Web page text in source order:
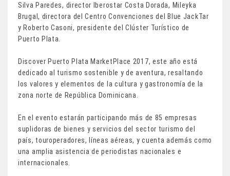
Silva Paredes, director Iberostar Costa Dorada, Mileyka
Brugal, directora del Centro Convenciones del Blue JackTar
y Roberto Casoni, presidente del Clúster Turístico de
Puerto Plata.
Discover Puerto Plata MarketPlace 2017, este año está
dedicado al turismo sostenible y de aventura, resaltando
los valores y elementos de la cultura y gastronomía de la
zona norte de República Dominicana.
En el evento estarán participando más de 85 empresas
suplidoras de bienes y servicios del sector turismo del
país, touroperadores, líneas aéreas, y cuenta además como
una amplia asistencia de periodistas nacionales e
internacionales.